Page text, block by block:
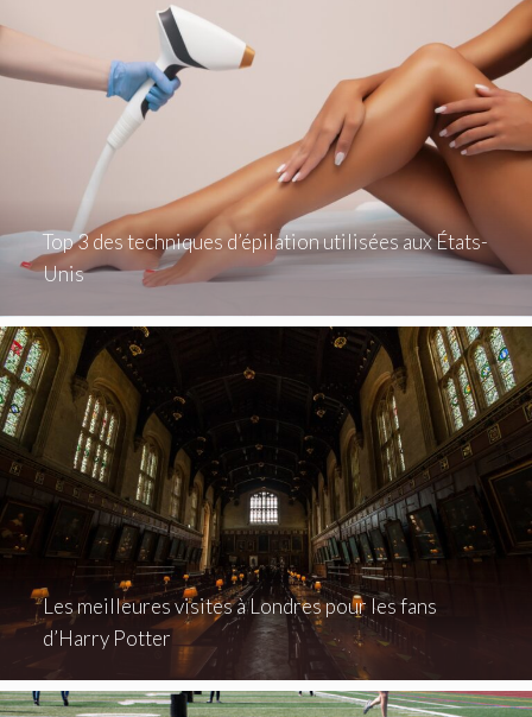
Top 3 des techniques d’épilation utilisées aux États-
Unis
Les meilleures visites à Londres pour les fans
d’Harry Potter